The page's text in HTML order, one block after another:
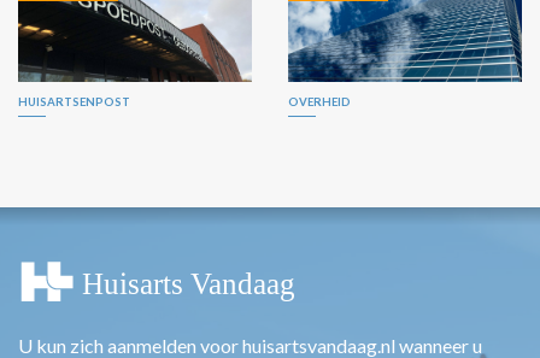
HUISARTSENPOST OVERHEID
U kun zich aanmelden voor huisartsvandaag.nl wanneer u